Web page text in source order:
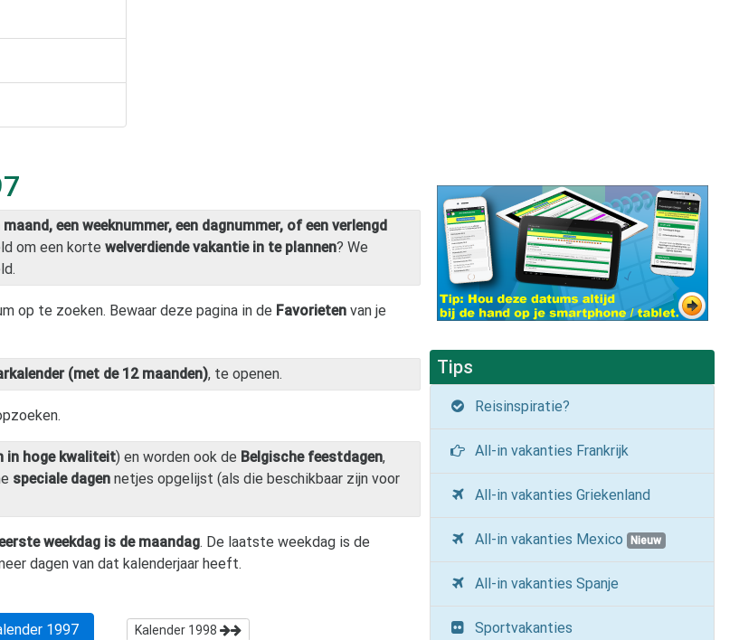
een weeknummer, een dagnummer, of een verlengd
om een korte welverdiende vakantie in te plannen? We
op te zoeken. Bewaar deze pagina in de Favorieten van je
(met de 12 maanden), te openen.
in hoge kwaliteit) en worden ook de Belgische feestdagen,
speciale dagen netjes opgelijst (als die beschikbaar zijn voor
weekdag is de maandag. De laatste weekdag is de
dagen van dat kalenderjaar heeft.
1997 Kalender 1998
Tips
Reisinspiratie?
All-in vakanties Frankrijk
All-in vakanties Griekenland
All-in vakanties Mexico Nieuw
All-in vakanties Spanje
Sportvakanties